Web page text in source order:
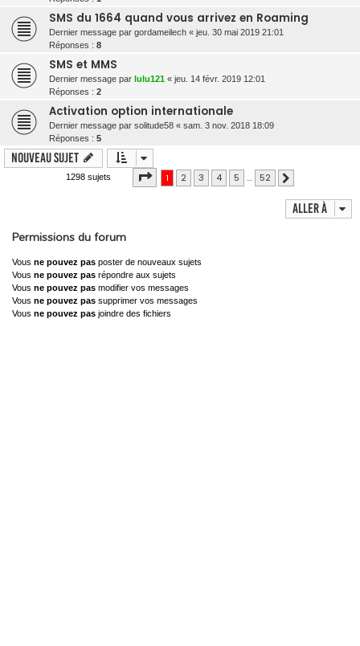
SMS du 1664 quand vous arrivez en Roaming
Dernier message par gordameilech « jeu. 30 mai 2019 21:01
Réponses : 8
SMS et MMS
Dernier message par lulu121 « jeu. 14 févr. 2019 12:01
Réponses : 2
Activation option internationale
Dernier message par solitude58 « sam. 3 nov. 2018 18:09
Réponses : 5
Nouveau sujet
1298 sujets Page 1sur52
1 2 3 4 5 … 52
Aller à
Permissions du forum
Vous ne pouvez pas poster de nouveaux sujets
Vous ne pouvez pas répondre aux sujets
Vous ne pouvez pas modifier vos messages
Vous ne pouvez pas supprimer vos messages
Vous ne pouvez pas joindre des fichiers